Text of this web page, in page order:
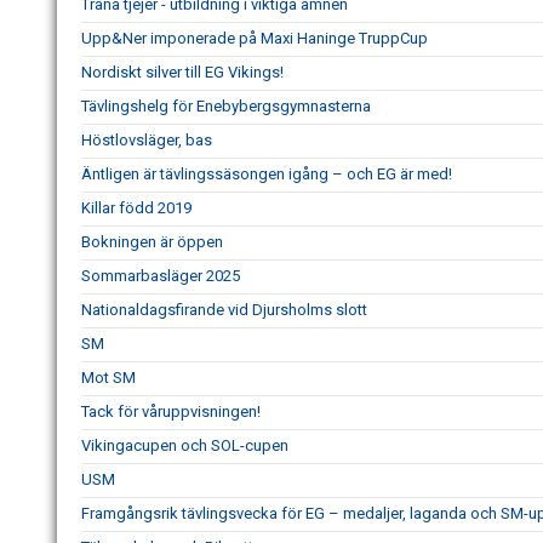
Träna tjejer - utbildning i viktiga ämnen
Upp&Ner imponerade på Maxi Haninge TruppCup
Nordiskt silver till EG Vikings!
Tävlingshelg för Enebybergsgymnasterna
Höstlovsläger, bas
Äntligen är tävlingssäsongen igång – och EG är med!
Killar född 2019
Bokningen är öppen
Sommarbasläger 2025
Nationaldagsfirande vid Djursholms slott
SM
Mot SM
Tack för våruppvisningen!
Vikingacupen och SOL-cupen
USM
Framgångsrik tävlingsvecka för EG – medaljer, laganda och SM-